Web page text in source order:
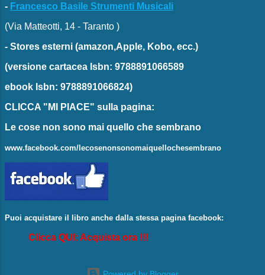
- Francesco Basile Strumenti Musicali
(Via Matteotti, 14 - Taranto )
- Stores esterni (amazon,Apple, Kobo, ecc.)
(versione cartacea Isbn: 9788891066589
ebook Isbn: 9788891066824)
CLICCA "MI PIACE" sulla pagina:
Le cose non sono mai quello che sembrano
www.facebook.com/lecosenonsonomaiquellochesembrano
Puoi acquistare il libro anche dalla stessa pagina facebook:
Clicca QUI: Acquista ora !!!